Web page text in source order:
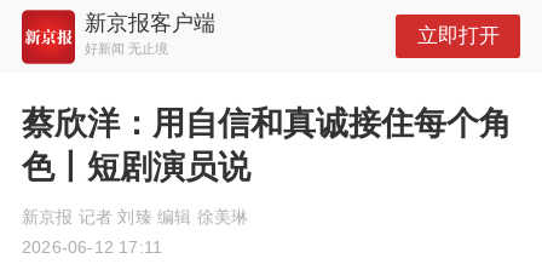
新京报客户端
好新闻 无止境
立即打开
蔡欣洋：用自信和真诚接住每个角
色丨短剧演员说
新京报 记者 刘臻 编辑 徐美琳
2026-06-12 17:11